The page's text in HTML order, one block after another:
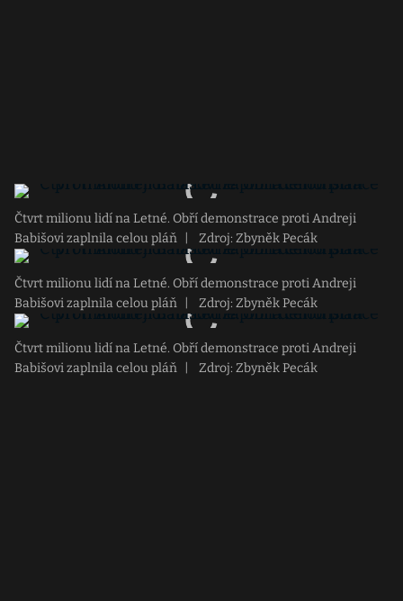
Čtvrt milionu lidí na Letné. Obří demonstrace proti Andreji
Babišovi zaplnila celou pláň
Zdroj: Zbyněk Pecák
Čtvrt milionu lidí na Letné. Obří demonstrace proti Andreji
Babišovi zaplnila celou pláň
Zdroj: Zbyněk Pecák
Čtvrt milionu lidí na Letné. Obří demonstrace proti Andreji
Babišovi zaplnila celou pláň
Zdroj: Zbyněk Pecák